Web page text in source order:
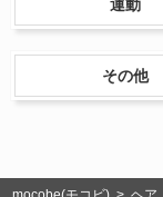
運動
その他